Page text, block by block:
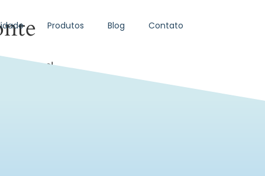
Produtos Blog Contato
em breve!